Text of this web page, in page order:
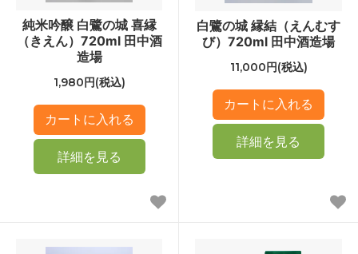
純米吟醸 白鷺の城 喜縁
（きえん）720ml 田中酒
造場
1,980円(税込)
詳細を見る
白鷺の城 縁結（えんむす
び）720ml 田中酒造場
11,000円(税込)
詳細を見る